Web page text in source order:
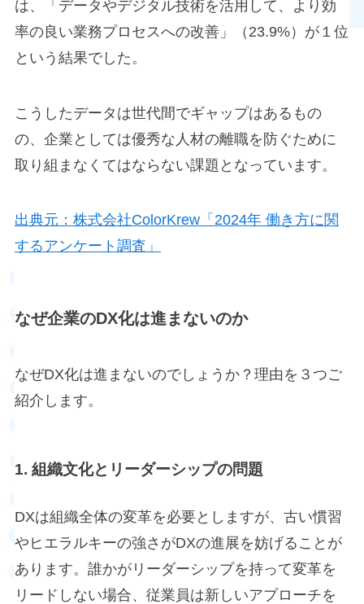
は、「データやデジタル技術を活用して、より効
率の良い業務プロセスへの改善」（23.9%）が１位
という結果でした。
こうしたデータは世代間でギャップはあるもの
の、企業としては優秀な人材の離職を防ぐために
取り組まなくてはならない課題となっています。
出典元：株式会社ColorKrew「2024年 働き方に関
するアンケート調査」
なぜ企業のDX化は進まないのか
なぜDX化は進まないのでしょうか？理由を３つご
紹介します。
1. 組織文化とリーダーシップの問題
DXは組織全体の変革を必要としますが、古い慣習
やヒエラルキーの強さがDXの進展を妨げることが
あります。誰かがリーダーシップを持って変革を
リードしない場合、従業員は新しいアプローチを